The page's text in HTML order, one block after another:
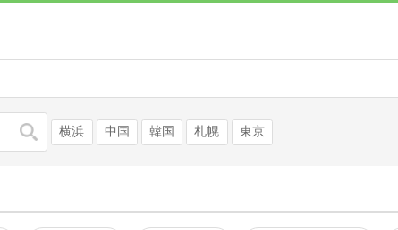
検索 横浜 中国 韓国 札幌 東京